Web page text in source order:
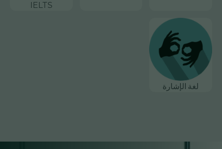
IELTS
لغة الإشارة